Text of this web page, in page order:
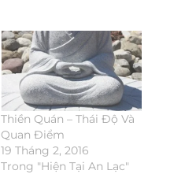
Thiền Quán – Thái Độ Và
Quan Điểm
19 Tháng 2, 2016
Trong "Hiện Tại An Lạc"